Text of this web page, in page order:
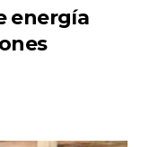
energía